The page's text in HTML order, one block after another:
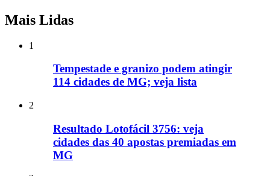
Mais Lidas
1
Tempestade e granizo podem atingir
114 cidades de MG; veja lista
2
Resultado Lotofácil 3756: veja
cidades das 40 apostas premiadas em
MG